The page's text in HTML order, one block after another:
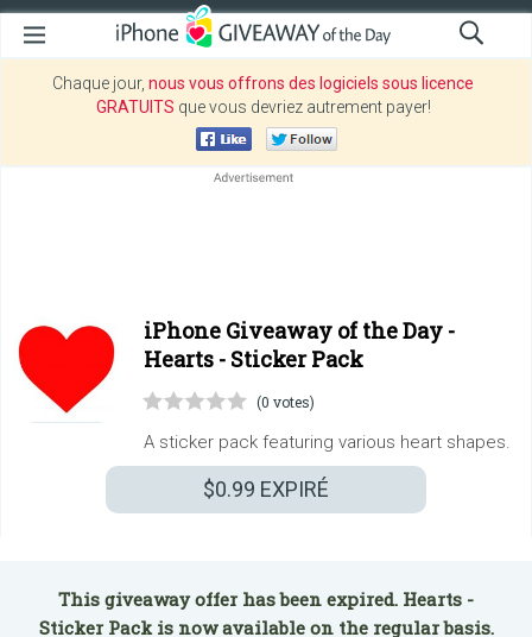
Chaque jour, nous vous offrons des logiciels sous licence
GRATUITS que vous devriez autrement payer!
iPhone Giveaway of the Day -
Hearts - Sticker Pack
(0 votes)
A sticker pack featuring various heart shapes.
$0.99 EXPIRÉ
This giveaway offer has been expired. Hearts -
Sticker Pack is now available on the regular basis.